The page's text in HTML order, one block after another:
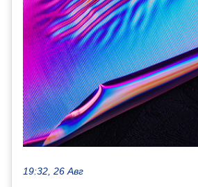
19:32, 26 Авг